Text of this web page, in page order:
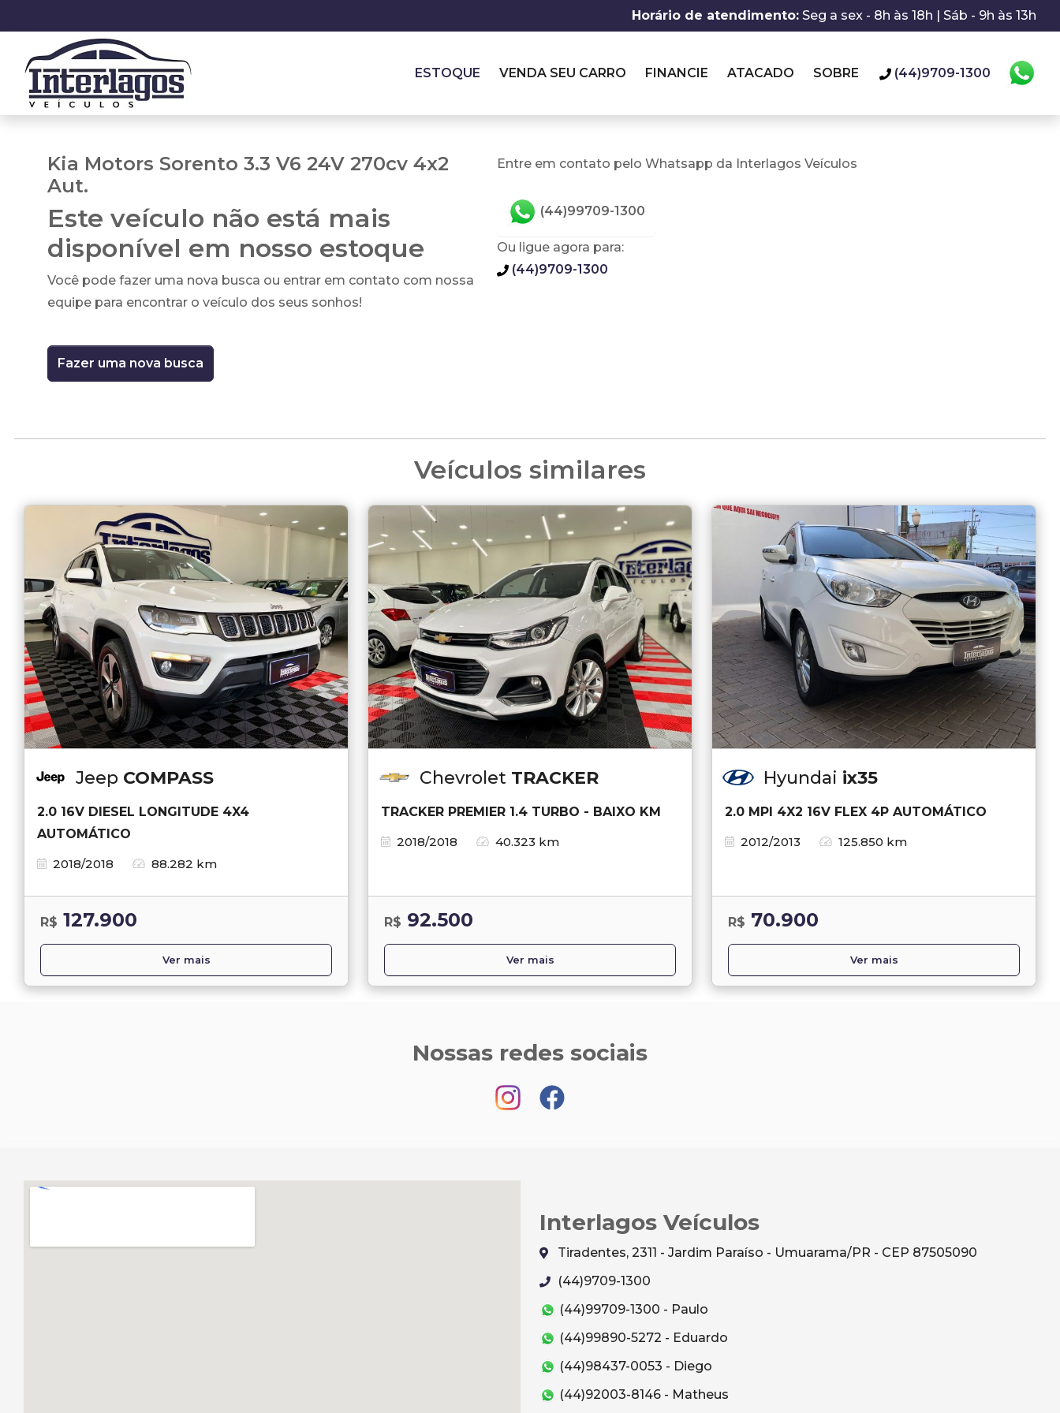
Horário de atendimento: Seg a sex - 8h às 18h | Sáb - 9h às 13h
ESTOQUE VENDA SEU CARRO FINANCIE ATACADO SOBRE (44)9709-1300
Kia Motors Sorento 3.3 V6 24V 270cv 4x2
Aut.
Este veículo não está mais
disponível em nosso estoque
Você pode fazer uma nova busca ou entrar em contato com nossa
equipe para encontrar o veículo dos seus sonhos!
Fazer uma nova busca
Entre em contato pelo Whatsapp da Interlagos Veículos
(44)99709-1300
Ou ligue agora para:
(44)9709-1300
Veículos similares
Jeep COMPASS
2.0 16V DIESEL LONGITUDE 4X4
AUTOMÁTICO
2018/2018
88.282 km
R$ 127.900
Ver mais
Chevrolet TRACKER
TRACKER PREMIER 1.4 TURBO - BAIXO KM
2018/2018
40.323 km
R$ 92.500
Ver mais
Hyundai ix35
2.0 MPI 4X2 16V FLEX 4P AUTOMÁTICO
2012/2013
125.850 km
R$ 70.900
Ver mais
Nossas redes sociais
Interlagos Veículos
Tiradentes, 2311 - Jardim Paraíso - Umuarama/PR - CEP 87505090
(44)9709-1300
(44)99709-1300 - Paulo
(44)99890-5272 - Eduardo
(44)98437-0053 - Diego
(44)92003-8146 - Matheus